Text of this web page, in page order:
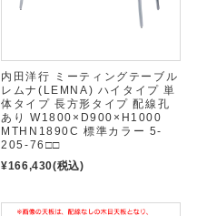
内田洋行 ミーティングテーブル
レムナ(LEMNA) ハイタイプ 単
体タイプ 長方形タイプ 配線孔
あり W1800×D900×H1000
MTHN1890C 標準カラー 5-
205-76□□
¥166,430(税込)